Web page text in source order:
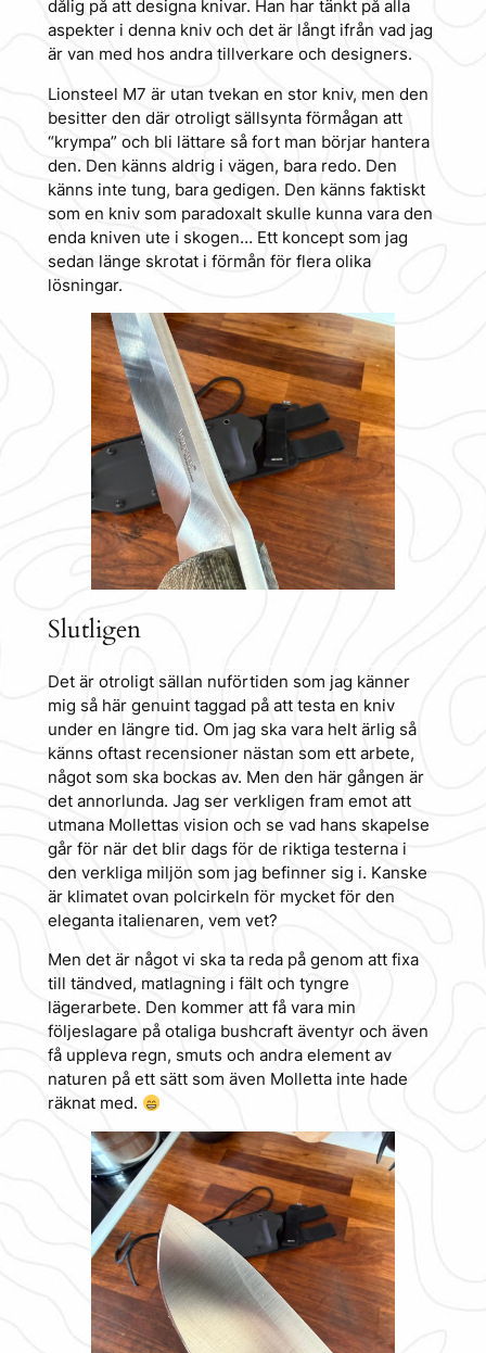
dålig på att designa knivar. Han har tänkt på alla
aspekter i denna kniv och det är långt ifrån vad jag
är van med hos andra tillverkare och designers.
Lionsteel M7 är utan tvekan en stor kniv, men den
besitter den där otroligt sällsynta förmågan att
“krympa” och bli lättare så fort man börjar hantera
den. Den känns aldrig i vägen, bara redo. Den
känns inte tung, bara gedigen. Den känns faktiskt
som en kniv som paradoxalt skulle kunna vara den
enda kniven ute i skogen… Ett koncept som jag
sedan länge skrotat i förmån för flera olika
lösningar.
Slutligen
Det är otroligt sällan nuförtiden som jag känner
mig så här genuint taggad på att testa en kniv
under en längre tid. Om jag ska vara helt ärlig så
känns oftast recensioner nästan som ett arbete,
något som ska bockas av. Men den här gången är
det annorlunda. Jag ser verkligen fram emot att
utmana Mollettas vision och se vad hans skapelse
går för när det blir dags för de riktiga testerna i
den verkliga miljön som jag befinner sig i. Kanske
är klimatet ovan polcirkeln för mycket för den
eleganta italienaren, vem vet?
Men det är något vi ska ta reda på genom att fixa
till tändved, matlagning i fält och tyngre
lägerarbete. Den kommer att få vara min
följeslagare på otaliga bushcraft äventyr och även
få uppleva regn, smuts och andra element av
naturen på ett sätt som även Molletta inte hade
räknat med.